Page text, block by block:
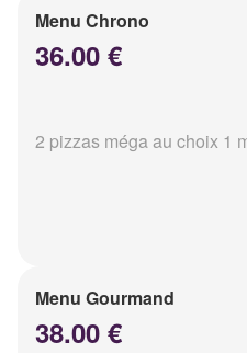
Menu Chrono
36.00 €
2 pizzas méga au choix 1
Menu Gourmand
38.00 €